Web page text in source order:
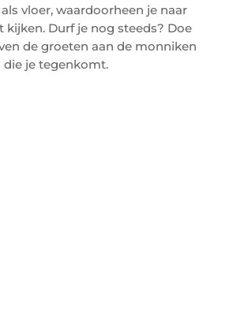
vloer, waardoorheen je naar
kijken. Durf je nog steeds? Doe
de groeten aan de monniken
die je tegenkomt.